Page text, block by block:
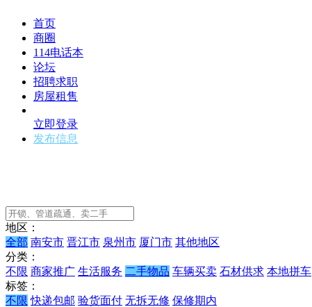
首页
商圈
114电话本
论坛
招聘求职
房屋租售
立即登录
发布信息
地区：
全部 南安市 晋江市 泉州市 厦门市 其他地区
分类：
不限 商家推广 生活服务 二手物品 车辆买卖 石材供求 本地拼车
标签：
不限 快递包邮 验货面付 无拆无修 保修期内